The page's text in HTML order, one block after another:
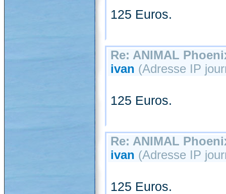
125 Euros.
Re: ANIMAL
ivan (Adresse IP
125 Euros.
Re: ANIMAL
ivan (Adresse IP
125 Euros.